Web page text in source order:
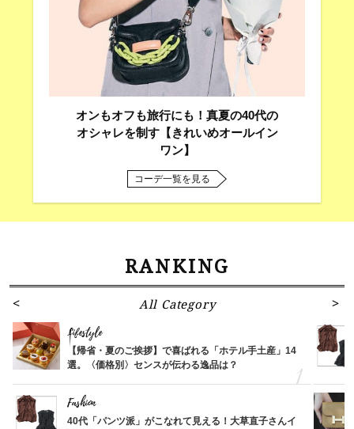
オンもオフも旅行にも！真夏の40代の
オシャレを制す【きれいめオールイン
ワン】
コーデ一覧を見る
RANKING
All Category
Lifestyle
【帰省・夏のご挨拶】で喜ばれる「ホテル手土産」14
選。〈価格別〉センスが伝わる逸品は？
Fashion
40代「パンツ派」がこなれて見える！大草直子さんイ